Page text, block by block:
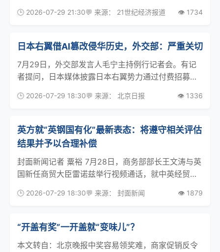
用有关情况。一文带你了解发布会重点01我国知识产
🕒 2026-07-29 21:30💬 来源： 21世纪经济报道 👁️ 1734
日本右翼借AI篡改侵华历史，外交部：严重关切
7月29日，外交部发言人毛宁主持例行记者会。有记
者提问，日本媒体披露日本右翼势力通过付费招募、
歪曲侵华历史、混淆视听。请问中方对此有何评论？
严重关切
🕒 2026-07-29 18:30💬 来源： 北京日报 👁️ 1336
英方就“英钢国有化”最新表态：将遵守相关评估
结果并予以合理补偿
封面新闻记者 粟裕 7月28日，商务部部长王文涛与英
国新任商贸大臣雷诺兹举行视频通话，就中英经贸关
问题，敦促英方遵守相关国际规则，切实履行中英投
资企
🕒 2026-07-29 18:30💬 来源： 封面新闻 👁️ 1879
“开盖有奖”一开盖就“变味儿”？
本文转自：北京晚报中奖容易领奖难，商家促销反令